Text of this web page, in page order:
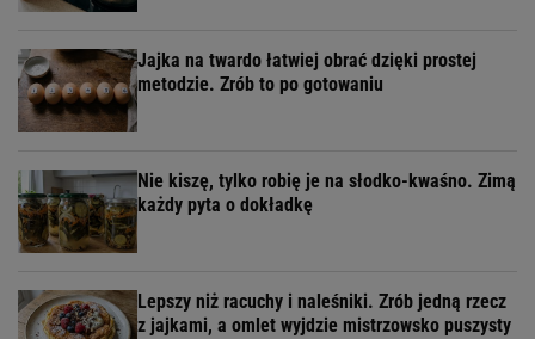
Jajka na twardo łatwiej obrać dzięki prostej
metodzie. Zrób to po gotowaniu
Nie kiszę, tylko robię je na słodko-kwaśno. Zimą
każdy pyta o dokładkę
Lepszy niż racuchy i naleśniki. Zrób jedną rzecz
z jajkami, a omlet wyjdzie mistrzowsko puszysty